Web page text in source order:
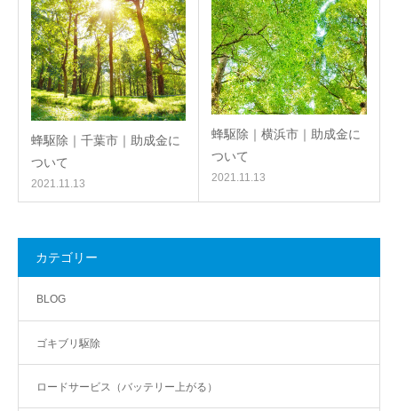
蜂駆除｜千葉市｜助成金に
ついて
2021.11.13
蜂駆除｜横浜市｜助成金に
ついて
2021.11.13
カテゴリー
BLOG
ゴキブリ駆除
ロードサービス（バッテリー上がる）